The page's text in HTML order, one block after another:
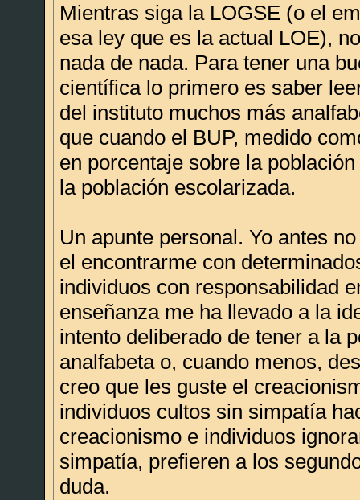
Mientras siga la LOGSE (o el
esa ley que es la actual LOE),
nada de nada. Para tener una
científica lo primero es saber
del instituto muchos más
que cuando el BUP, medido
en porcentaje sobre la
la población escolarizada.
Un apunte personal. Yo antes
el encontrarme con
individuos con responsabilidad
enseñanza me ha llevado a la
intento deliberado de tener a la
analfabeta o, cuando menos,
creo que les guste el
individuos cultos sin simpatía
creacionismo e individuos
simpatía, prefieren a los
duda.